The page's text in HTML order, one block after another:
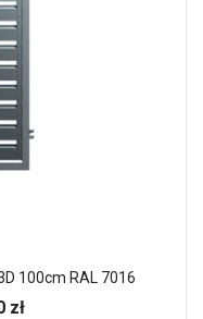
100cm RAL 7016
zł